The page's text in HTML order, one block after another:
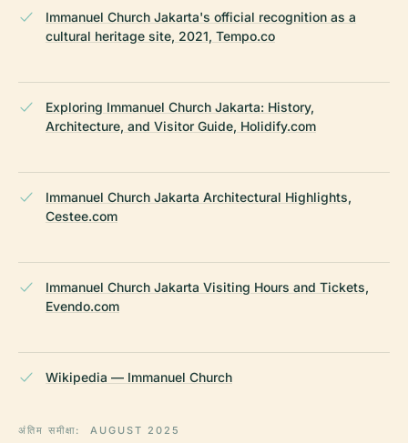
Immanuel Church Jakarta's official recognition as a
cultural heritage site, 2021, Tempo.co
Exploring Immanuel Church Jakarta: History,
Architecture, and Visitor Guide, Holidify.com
Immanuel Church Jakarta Architectural Highlights,
Cestee.com
Immanuel Church Jakarta Visiting Hours and Tickets,
Evendo.com
Wikipedia — Immanuel Church
अंतिम समीक्षा: AUGUST 2025